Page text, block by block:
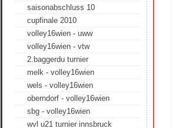
saisonabschluss 10
cupfinale 2010
volley16wien - uww
volley16wien - vtw
2.baggerdu turnier
melk - volley16wien
wels - volley16wien
oberndorf - volley16wien
sbg - volley16wien
wvl u21 turnier innsbruck